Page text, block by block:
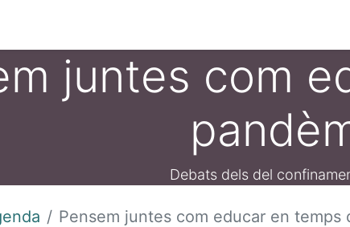
juntes com
Debats dels del
Pensem juntes com educar en temps